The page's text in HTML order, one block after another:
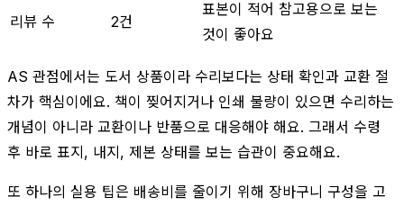
리뷰 수 2건
표본이 적어 참고용으로 보는
것이 좋아요
AS 관점에서는 도서 상품이라 수리보다는 상태 확인과 교환 절
차가 핵심이에요. 책이 찢어지거나 인쇄 불량이 있으면 수리하는
개념이 아니라 교환이나 반품으로 대응해야 해요. 그래서 수령
후 바로 표지, 내지, 제본 상태를 보는 습관이 중요해요.
또 하나의 실용 팁은 배송비를 줄이기 위해 장바구니 구성을 고